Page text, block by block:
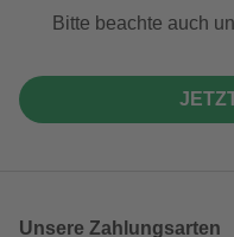
Bitte beachte auch
Unsere Zahlungsarten